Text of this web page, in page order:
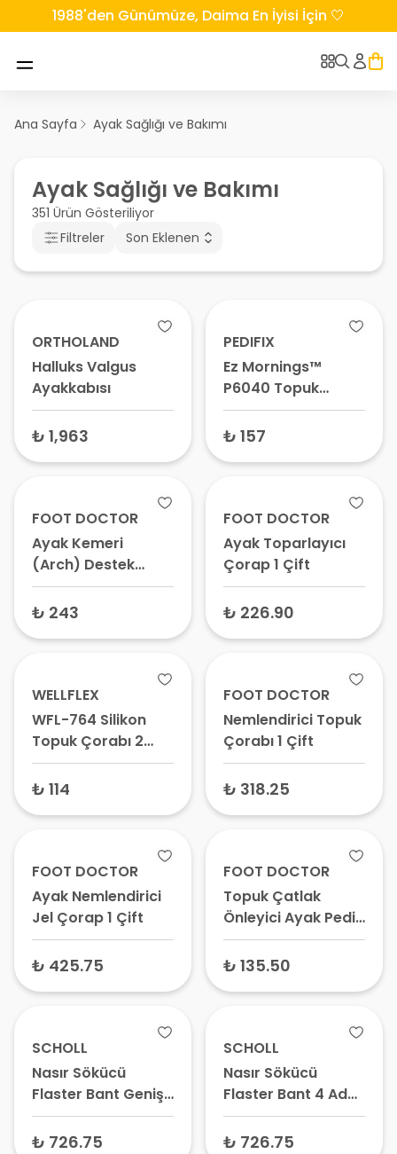
1988'den Günümüze, Daima En İyisi İçin 🤍
Ana Sayfa Ayak Sağlığı ve Bakımı
Ayak Sağlığı ve Bakımı
351 Ürün Gösteriliyor
Filtreler
Son Eklenen
ORTHOLAND
Halluks Valgus
Ayakkabısı
₺ 1,963
PEDIFIX
Ez Mornings™
P6040 Topuk
Destek Ateli – Gece
Ateli, Plantar Fasiit
₺ 157
FOOT DOCTOR
Ayak Kemeri
(Arch) Destek
Çorabı 1 Çift
₺ 243
FOOT DOCTOR
Ayak Toparlayıcı
Çorap 1 Çift
₺ 226.90
WELLFLEX
WFL-764 Silikon
Topuk Çorabı 2
Adet
₺ 114
FOOT DOCTOR
Nemlendirici Topuk
Çorabı 1 Çift
₺ 318.25
FOOT DOCTOR
Ayak Nemlendirici
Jel Çorap 1 Çift
₺ 425.75
FOOT DOCTOR
Topuk Çatlak
Önleyici Ayak Pedi
2 Adet
₺ 135.50
SCHOLL
Nasır Sökücü
Flaster Bant Geniş
4 Adet – Ayak Nasır
Bandı, Pedli Nasır
₺ 726.75
SCHOLL
Nasır Sökücü
Flaster Bant 4 Adet
– Pedli Nasır Bandı,
Nasır Yakısı
₺ 726.75